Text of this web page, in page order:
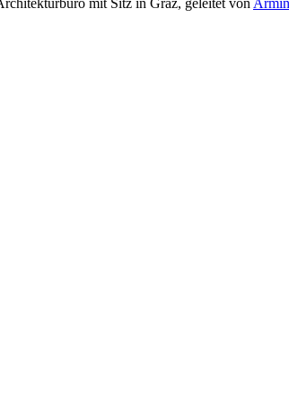
mit Sitz in Graz, geleitet von